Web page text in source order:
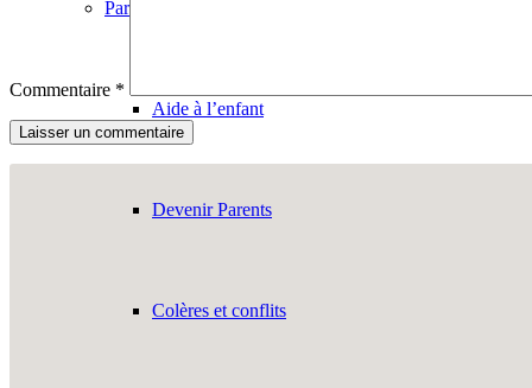
Parentalité
Aide à l’enfant
Devenir Parents
Colères et conflits
Commentaire *